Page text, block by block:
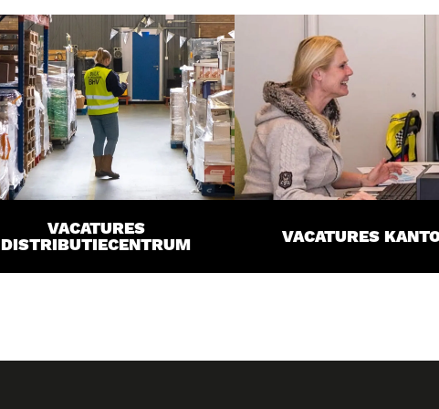
VACATURES
DISTRIBUTIECENTRUM
VACATURES